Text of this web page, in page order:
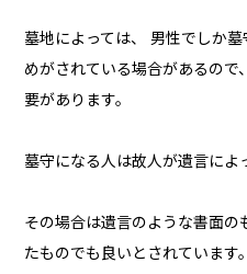
墓地によっては、 男性でしか
めがされている場合があるの
要があります。
墓守になる人は故人が遺言によ
その場合は遺言のような書面
たものでも良いとされています。